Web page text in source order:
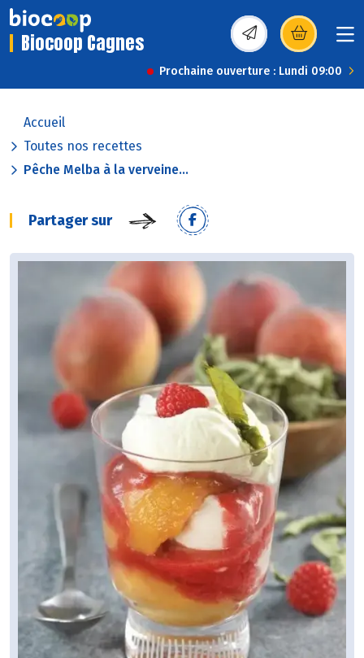
Biocoop Cagnes (s’ouvre dans une
Prochaine ouverture : Lundi 09:00
Accueil
Toutes nos recettes
Pêche Melba à la verveine...
Partager sur